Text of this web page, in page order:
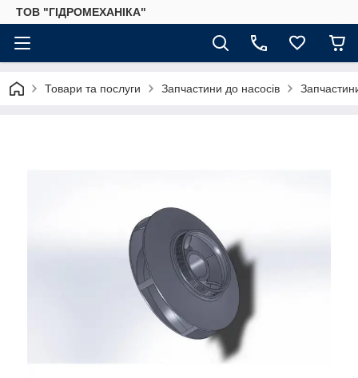
ТОВ "ГІДРОМЕХАНІКА"
Товари та послуги Запчастини до насосів